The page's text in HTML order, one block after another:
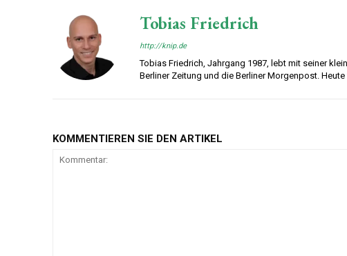
Tobias Friedrich
http://knip.de
Tobias Friedrich, Jahrgang 1987, lebt mit seiner
Berliner Zeitung und die Berliner Morgenpost.
KOMMENTIEREN SIE DEN ARTIKEL